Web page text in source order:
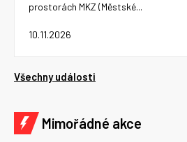
10.11.2026
prostorách MKZ (Městské...
Všechny události
Mimořádné akce